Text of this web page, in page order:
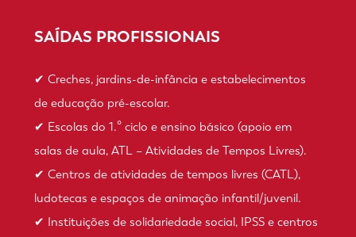
SAÍDAS PROFISSIONAIS
✔ Creches, jardins-de-infância e estabelecimentos
de educação pré-escolar.
✔ Escolas do 1.º ciclo e ensino básico (apoio em
salas de aula, ATL – Atividades de Tempos Livres).
✔ Centros de atividades de tempos livres (CATL),
ludotecas e espaços de animação infantil/juvenil.
✔ Instituições de solidariedade social, IPSS e centros